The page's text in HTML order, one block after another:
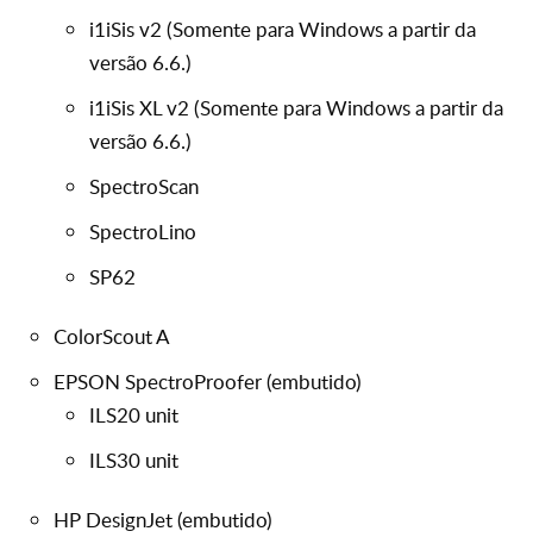
i1iSis v2 (Somente para Windows a partir da
versão 6.6.)
i1iSis XL v2 (Somente para Windows a partir da
versão 6.6.)
SpectroScan
SpectroLino
SP62
ColorScout A
EPSON SpectroProofer (embutido)
ILS20 unit
ILS30 unit
HP DesignJet (embutido)